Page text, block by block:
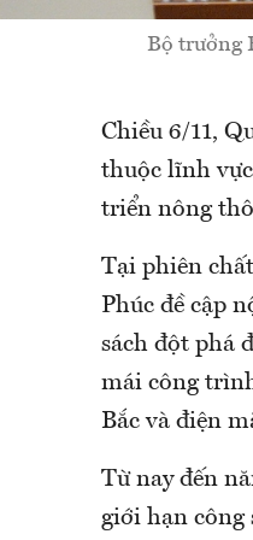
Bộ trưởng
Chiều 6/11,
thuộc lĩnh
triển nông
Tại phiên
Phúc đề cập
sách đột phá
mái công
Bắc và điện
Từ nay đến
giới hạn công